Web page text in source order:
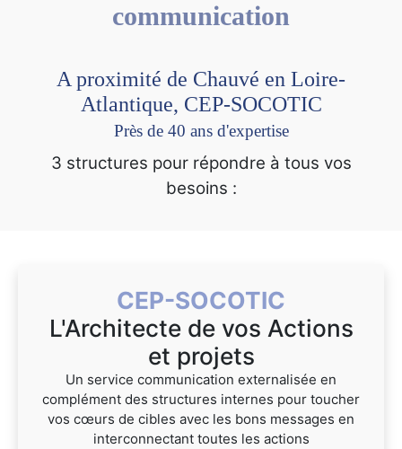
communication
A proximité de Chauvé en Loire-
Atlantique, CEP-SOCOTIC
Près de 40 ans d'expertise
3 structures pour répondre à tous vos
besoins :
CEP-SOCOTIC
L'Architecte de vos Actions
et projets
Un service communication externalisée en
complément des structures internes pour toucher
vos cœurs de cibles avec les bons messages en
interconnectant toutes les actions